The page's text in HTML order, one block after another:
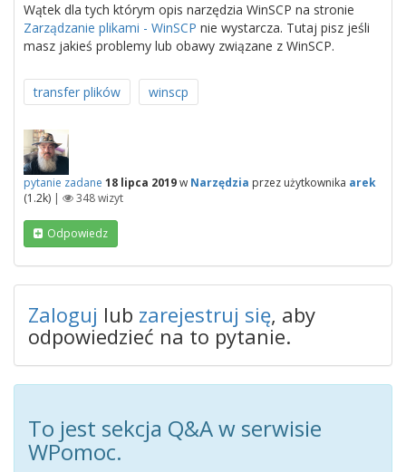
Wątek dla tych którym opis narzędzia WinSCP na stronie
Zarządzanie plikami - WinSCP nie wystarcza. Tutaj pisz jeśli
masz jakieś problemy lub obawy związane z WinSCP.
transfer plików winscp
pytanie zadane 18 lipca 2019w Narzędzia przez użytkownika arek
(1.2k) | 348wizyt
Odpowiedz
Zaloguj lub zarejestruj się, aby
odpowiedzieć na to pytanie.
To jest sekcja Q&A w serwisie
WPomoc.